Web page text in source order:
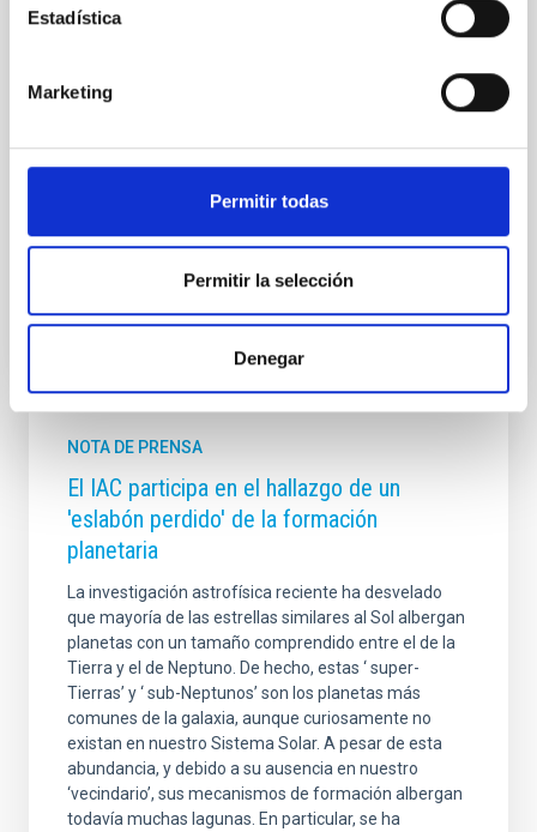
Estadística
Marketing
Permitir todas
Permitir la selección
Denegar
compromiso formal a nivel gubernamental con este
científico de universidades e instituciones de
europeas, cuyos gobiernos nacionales brindan apoyo
NOTA DE PRENSA
El IAC participa en el hallazgo de un
'eslabón perdido' de la formación
planetaria
La investigación astrofísica reciente ha desvelado
que mayoría de las estrellas similares al Sol albergan
planetas con un tamaño comprendido entre el de la
Tierra y el de Neptuno. De hecho, estas ‘ super-
Tierras’ y ‘ sub-Neptunos’ son los planetas más
comunes de la galaxia, aunque curiosamente no
existan en nuestro Sistema Solar. A pesar de esta
abundancia, y debido a su ausencia en nuestro
‘vecindario’, sus mecanismos de formación albergan
todavía muchas lagunas. En particular, se ha